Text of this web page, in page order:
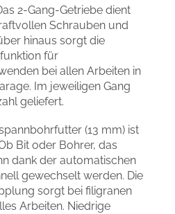
2-Gang-Getriebe dient
Schrauben und
hinaus sorgt die
für
bei allen Arbeiten in
Im jeweiligen Gang
geliefert.
(13 mm) ist
Bit oder Bohrer, das
dank der automatischen
gewechselt werden. Die
sorgt bei filigranen
Arbeiten. Niedrige